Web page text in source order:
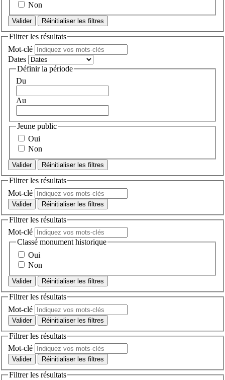
Non
Réinitialiser les filtres
Filtrer les résultats
Mot-clé
Dates
Définir la période
Du
Au
Jeune public
Oui
Non
Réinitialiser les filtres
Filtrer les résultats
Mot-clé
Réinitialiser les filtres
Filtrer les résultats
Mot-clé
Classé monument historique
Oui
Non
Réinitialiser les filtres
Filtrer les résultats
Mot-clé
Réinitialiser les filtres
Filtrer les résultats
Mot-clé
Réinitialiser les filtres
Filtrer les résultats